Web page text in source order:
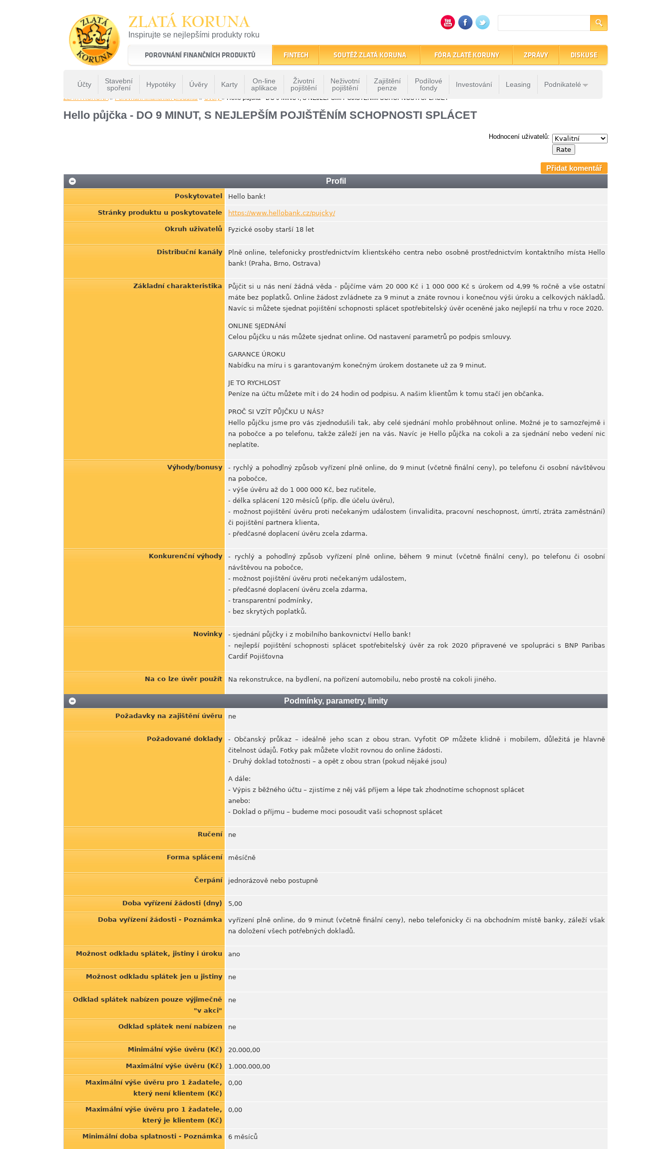
ZLATÁ KORUNA
Inspirujte se nejlepšími produkty roku
22 let tradice a kvality na finančním trhu
POROVNÁNÍ FINANČNÍCH PRODUKTŮ
Účty
Stavební
spoření
Hypotéky Úvěry Karty
On-line
aplikace
Životní
pojištění
Neživotní
pojištění
Zajištění
penze
Podílové
fondy
Investování Leasing Podnikatelé
FINTECH SOUTĚŽ ZLATÁ KORUNA FÓRA ZLATÉ KORUNY ZPRÁVY DISKUSE
ZLATÁ KORUNA» Porovnání finančních produktů » Uvery » Hello půjčka - DO 9 MINUT, S NEJLEPŠÍM POJIŠTĚNÍM SCHOPNOSTI SPLÁCET
Hello půjčka - DO 9 MINUT, S NEJLEPŠÍM POJIŠTĚNÍM SCHOPNOSTI SPLÁCET
Hodnocení uživatelů:
Přidat komentář
Profil
Poskytovatel Hello bank!
Stránky produktu u poskytovatele https://www.hellobank.cz/pujcky/
Okruh uživatelů Fyzické osoby starší 18 let
Distribuční kanály
Plně online, telefonicky prostřednictvím klientského centra nebo osobně prostřednictvím kontaktního místa Hello
bank! (Praha, Brno, Ostrava)
Základní charakteristika
Půjčit si u nás není žádná věda - půjčíme vám 20 000 Kč i 1 000 000 Kč s úrokem od 4,99 % ročně a vše ostatní
máte bez poplatků. Online žádost zvládnete za 9 minut a znáte rovnou i konečnou výši úroku a celkových nákladů.
Navíc si můžete sjednat pojištění schopnosti splácet spotřebitelský úvěr oceněné jako nejlepší na trhu v roce 2020.
ONLINE SJEDNÁNÍ
Celou půjčku u nás můžete sjednat online. Od nastavení parametrů po podpis smlouvy.
GARANCE ÚROKU
Nabídku na míru i s garantovaným konečným úrokem dostanete už za 9 minut.
JE TO RYCHLOST
Peníze na účtu můžete mít i do 24 hodin od podpisu. A našim klientům k tomu stačí jen občanka.
PROČ SI VZÍT PŮJČKU U NÁS?
Hello půjčku jsme pro vás zjednodušili tak, aby celé sjednání mohlo proběhnout online. Možné je to samozřejmě i
na pobočce a po telefonu, takže záleží jen na vás. Navíc je Hello půjčka na cokoli a za sjednání nebo vedení nic
neplatíte.
Výhody/bonusy
- rychlý a pohodlný způsob vyřízení plně online, do 9 minut (včetně finální ceny), po telefonu či osobní návštěvou
na pobočce,
- výše úvěru až do 1 000 000 Kč, bez ručitele,
- délka splácení 120 měsíců (příp. dle účelu úvěru),
- možnost pojištění úvěru proti nečekaným událostem (invalidita, pracovní neschopnost, úmrtí, ztráta zaměstnání)
či pojištění partnera klienta,
- předčasné doplacení úvěru zcela zdarma.
Konkurenční výhody
- rychlý a pohodlný způsob vyřízení plně online, během 9 minut (včetně finální ceny), po telefonu či osobní
návštěvou na pobočce,
- možnost pojištění úvěru proti nečekaným událostem,
- předčasné doplacení úvěru zcela zdarma,
- transparentní podmínky,
- bez skrytých poplatků.
Novinky
- sjednání půjčky i z mobilního bankovnictví Hello bank!
- nejlepší pojištění schopnosti splácet spotřebitelský úvěr za rok 2020 připravené ve spolupráci s BNP Paribas
Cardif Pojišťovna
Na co lze úvěr použít Na rekonstrukce, na bydlení, na pořízení automobilu, nebo prostě na cokoli jiného.
Podmínky, parametry, limity
Požadavky na zajištění úvěru ne
Požadované doklady
- Občanský průkaz – ideálně jeho scan z obou stran. Vyfotit OP můžete klidně i mobilem, důležitá je hlavně
čitelnost údajů. Fotky pak můžete vložit rovnou do online žádosti.
- Druhý doklad totožnosti – a opět z obou stran (pokud nějaké jsou)
A dále:
- Výpis z běžného účtu – zjistíme z něj váš příjem a lépe tak zhodnotíme schopnost splácet
anebo:
- Doklad o příjmu – budeme moci posoudit vaši schopnost splácet
Ručení ne
Forma splácení měsíčně
Čerpání jednorázově nebo postupně
Doba vyřízení žádosti (dny) 5,00
Doba vyřízení žádosti - Poznámka
vyřízení plně online, do 9 minut (včetně finální ceny), nebo telefonicky či na obchodním místě banky, záleží však
na doložení všech potřebných dokladů.
Možnost odkladu splátek, jistiny i úroku ano
Možnost odkladu splátek jen u jistiny ne
Odklad splátek nabízen pouze výjimečně
"v akci"
ne
Odklad splátek není nabízen ne
Minimální výše úvěru (Kč) 20.000,00
Maximální výše úvěru (Kč) 1.000.000,00
Maximální výše úvěru pro 1 žadatele,
který není klientem (Kč)
0,00
Maximální výše úvěru pro 1 žadatele,
který je klientem (Kč)
0,00
Minimální doba splatnosti - Poznámka 6 měsíců